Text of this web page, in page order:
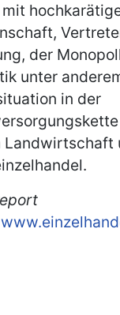
der
unter
in der
Landwirtschaft